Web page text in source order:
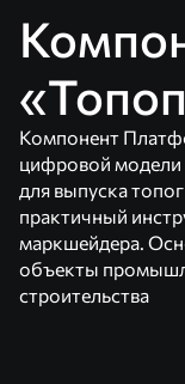
Компонент
цифровой модели
для выпуска
практичный
маркшейдера.
объекты
строительства